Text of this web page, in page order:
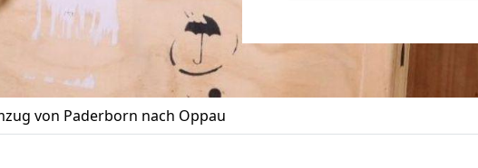
von Paderborn nach Oppau